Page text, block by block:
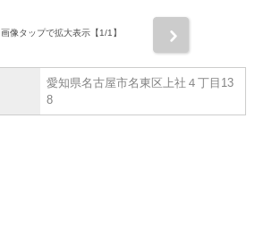
画像タップで拡大表示【1/1】
愛知県名古屋市名東区上社４丁目13
8